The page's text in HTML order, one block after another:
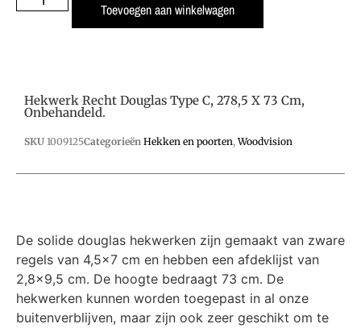
Toevoegen aan winkelwagen
Hekwerk Recht Douglas Type C, 278,5 X 73 Cm,
Onbehandeld.
SKU 1009125Categorieën Hekken en poorten,Woodvision
De solide douglas hekwerken zijn gemaakt van zware
regels van 4,5×7 cm en hebben een afdeklijst van
2,8×9,5 cm. De hoogte bedraagt 73 cm. De
hekwerken kunnen worden toegepast in al onze
buitenverblijven, maar zijn ook zeer geschikt om te